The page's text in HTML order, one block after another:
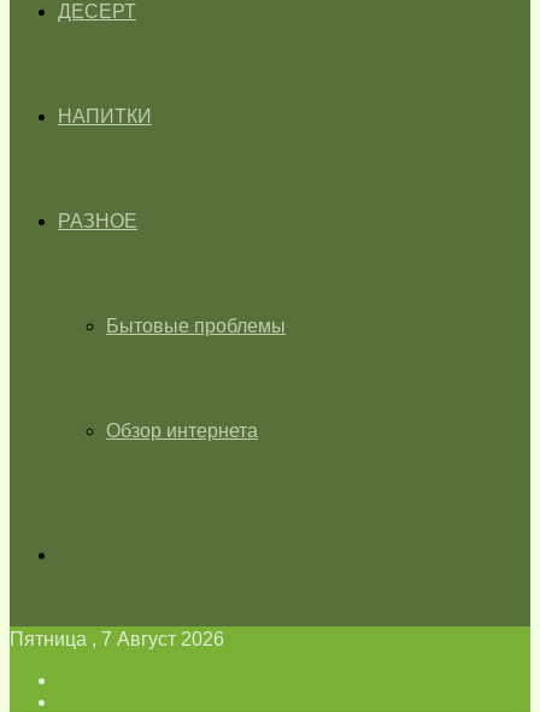
ДЕСЕРТ
НАПИТКИ
РАЗНОЕ
Бытовые проблемы
Обзор интернета
Пятница , 7 Август 2026